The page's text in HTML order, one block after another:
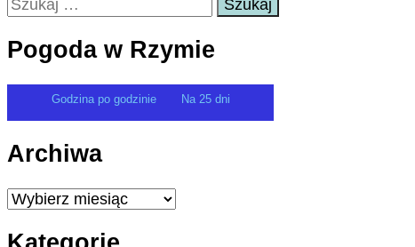
Pogoda w Rzymie
Godzina po godzinie Na 25 dni
Archiwa
Archiwa